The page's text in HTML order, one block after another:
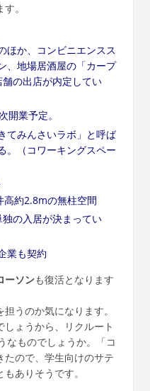
。
ほか、コンビニエンスス
、地場居酒屋の「カープ
の出店が内定してい
開業予定。
てみんさいラボ」と呼ば
。（コワーキングスペー
高約2.8mの無柱空間
の入居が決まってい
業も契約
ーソンも復活となります
うのか気になります。
ょうから、リクルート
なものでしょうか。「コ
たので、学生向けのサテ
ありそうです。